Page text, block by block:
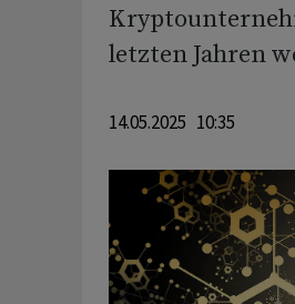
letzten Jahren
14.05.2025 10:35